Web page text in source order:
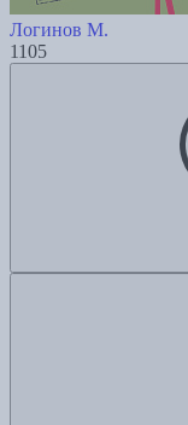
Логинов М.
1105